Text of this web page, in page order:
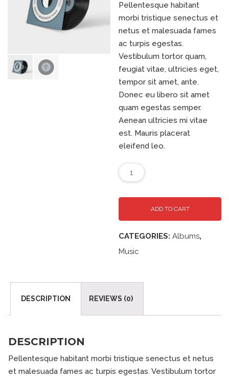
Pellentesque habitant
morbi tristique senectus et
netus et malesuada fames
ac turpis egestas.
Vestibulum tortor quam,
feugiat vitae, ultricies eget,
tempor sit amet, ante.
Donec eu libero sit amet
quam egestas semper.
Aenean ultricies mi vitae
est. Mauris placerat
eleifend leo.
ADD TO CART
CATEGORIES:Albums,
Music
DESCRIPTION REVIEWS (0)
DESCRIPTION
Pellentesque habitant morbi tristique senectus et netus
et malesuada fames ac turpis egestas. Vestibulum tortor